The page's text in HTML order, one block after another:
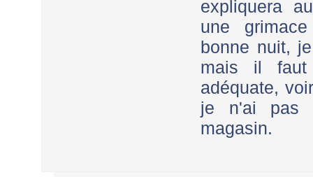
expliquera
une
bonne nuit,
mais il
adéquate,
je n'ai pas
magasin.